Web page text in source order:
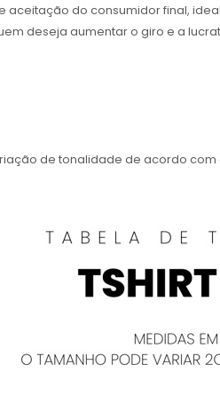
aceitação do consumidor final,
deseja aumentar o giro e a
de tonalidade de acordo